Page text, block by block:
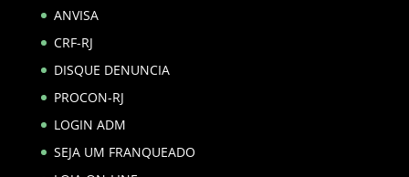
ANVISA
CRF-RJ
DISQUE DENUNCIA
PROCON-RJ
LOGIN ADM
SEJA UM FRANQUEADO